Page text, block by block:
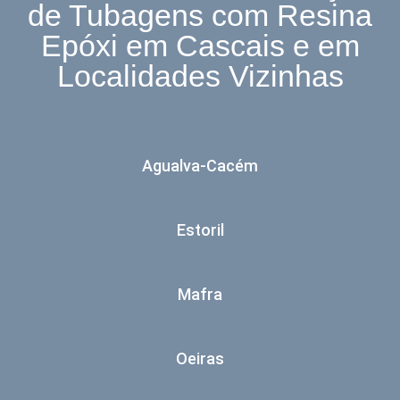
de Tubagens com Resina
Epóxi em Cascais e em
Localidades Vizinhas
Agualva-Cacém
Estoril
Mafra
Oeiras